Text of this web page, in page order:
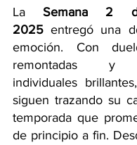
La Semana 2
2025 entregó una
emoción. Con
remontadas y
individuales
siguen trazando su
temporada que
de principio a fin.